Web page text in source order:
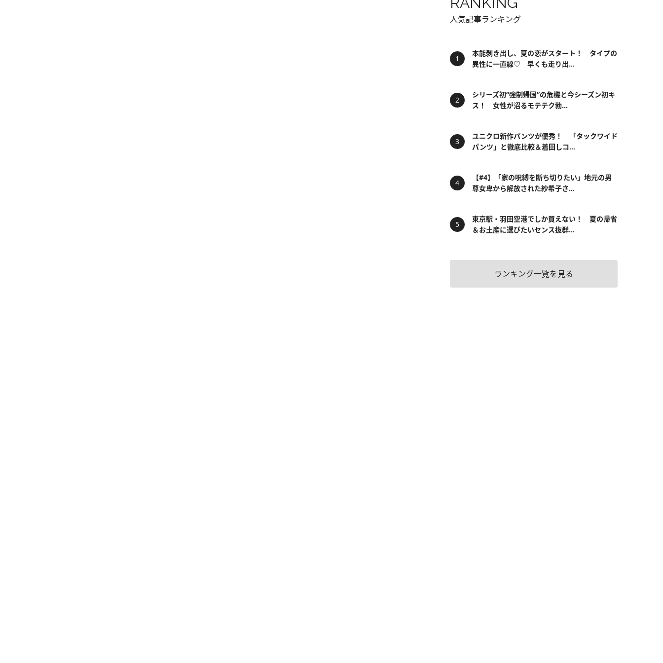
人気記事ランキング
本能剥き出し、夏の恋がスタート！ タイプの
異性に一直線♡ 早くも走り出...
シリーズ初“強制帰国”の危機と今シーズン初キ
ス！ 女性が沼るモテテク勃...
ユニクロ新作パンツが優秀！ 「タックワイド
パンツ」と徹底比較＆着回しコ...
【#4】「家の呪縛を断ち切りたい」地元の男
尊女卑から解放された紗希子さ...
東京駅・羽田空港でしか買えない！ 夏の帰省
＆お土産に選びたいセンス抜群...
ランキング一覧を見る